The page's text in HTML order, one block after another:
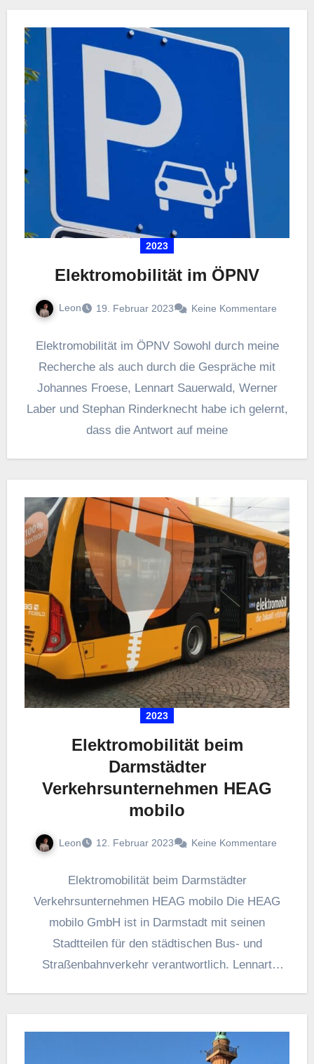
2023
Elektromobilität im ÖPNV
Leon 19. Februar 2023 Keine Kommentare
Elektromobilität im ÖPNV Sowohl durch meine
Recherche als auch durch die Gespräche mit
Johannes Froese, Lennart Sauerwald, Werner
Laber und Stephan Rinderknecht habe ich gelernt,
dass die Antwort auf meine
2023
Elektromobilität beim
Darmstädter
Verkehrsunternehmen HEAG
mobilo
Leon 12. Februar 2023 Keine Kommentare
Elektromobilität beim Darmstädter
Verkehrsunternehmen HEAG mobilo Die HEAG
mobilo GmbH ist in Darmstadt mit seinen
Stadtteilen für den städtischen Bus- und
Straßenbahnverkehr verantwortlich. Lennart